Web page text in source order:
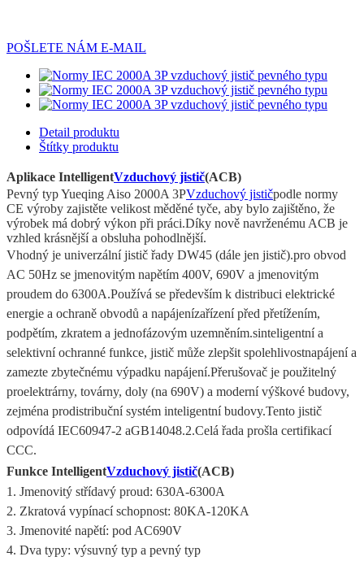
POŠLETE NÁM E-MAIL
Detail produktu
Štítky produktu
Aplikace IntelligentVzduchový jistič(ACB)
Pevný typ Yueqing Aiso 2000A 3PVzduchový jističpodle normy
CE výroby zajistěte velikost měděné tyče, aby bylo zajištěno, že
výrobek má dobrý výkon při práci.Díky nově navrženému ACB je
vzhled krásnější a obsluha pohodlnější.
Vhodný je univerzální jistič řady DW45 (dále jen jistič).pro obvod
AC 50Hz se jmenovitým napětím 400V, 690V a jmenovitým
proudem do 6300A.Používá se především k distribuci elektrické
energie a ochraně obvodů a napájenízařízení před přetížením,
podpětím, zkratem a jednofázovým uzemněním.sinteligentní a
selektivní ochranné funkce, jistič může zlepšit spolehlivostnapájení a
zamezte zbytečnému výpadku napájení.Přerušovač je použitelný
proelektrárny, továrny, doly (na 690V) a moderní výškové budovy,
zejména prodistribuční systém inteligentní budovy.Tento jistič
odpovídá IEC60947-2 aGB14048.2.Celá řada prošla certifikací
CCC.
Funkce IntelligentVzduchový jistič(ACB)
1. Jmenovitý střídavý proud: 630A-6300A
2. Zkratová vypínací schopnost: 80KA-120KA
3. Jmenovité napětí: pod AC690V
4. Dva typy: výsuvný typ a pevný typ